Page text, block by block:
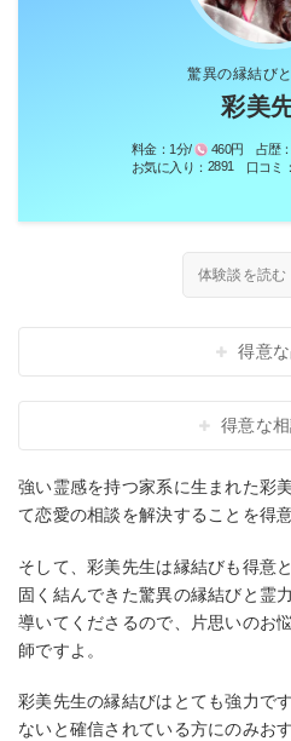
驚異の縁結び
彩美
料金： 1分/ 460円 占歴：
お気に入り： 2891 口コミ
体験談を読む
得意
得意な
強い霊感を持つ家系に生まれた彩
て恋愛の相談を解決することを得
そして、彩美先生は縁結びも得意
固く結んできた驚異の縁結びと霊
導いてくださるので、片思いのお
師ですよ。
彩美先生の縁結びはとても強力で
ないと確信されている方にのみお